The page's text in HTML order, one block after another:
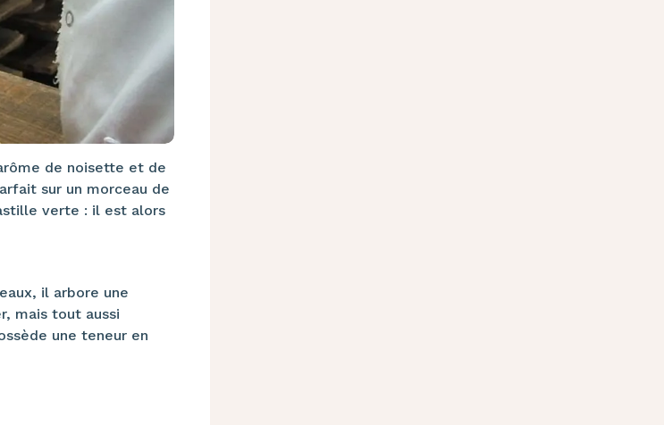
de noisette et de
sur un morceau de
verte : il est alors
il arbore une
mais tout aussi
une teneur en